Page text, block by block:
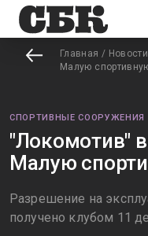
Главная / Новости
Малую
СПОРТИВНЫЕ СООРУЖЕНИЯ
"Локомотив"
Малую
Разрешение на
получено клубом 11